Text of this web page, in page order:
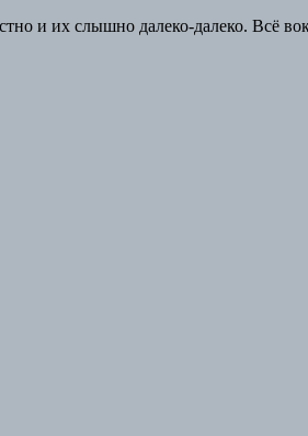
и их слышно далеко-далеко. Всё